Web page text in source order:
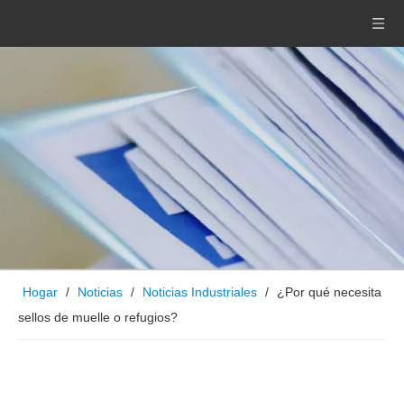
Hogar / Noticias / Noticias Industriales /
¿Por qué necesita
sellos de muelle o refugios?